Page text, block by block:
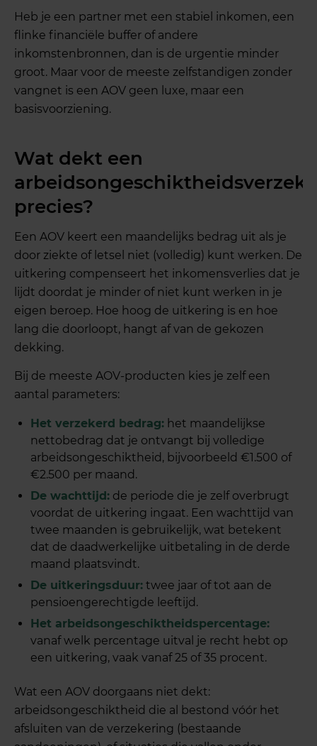
Heb je een partner met een stabiel inkomen, een
flinke financiële buffer of andere
inkomstenbronnen, dan is de urgentie minder
groot. Maar voor de meeste zelfstandigen zonder
vangnet is een AOV geen luxe, maar een
basisvoorziening.
Wat dekt een
precies?
Een AOV keert een maandelijks bedrag uit als je
door ziekte of letsel niet (volledig) kunt werken. De
uitkering compenseert het inkomensverlies dat je
lijdt doordat je minder of niet kunt werken in je
eigen beroep. Hoe hoog de uitkering is en hoe
lang die doorloopt, hangt af van de gekozen
dekking.
Bij de meeste AOV-producten kies je zelf een
aantal parameters:
Het verzekerd bedrag: het maandelijkse
nettobedrag dat je ontvangt bij volledige
arbeidsongeschiktheid, bijvoorbeeld €1.500 of
€2.500 per maand.
De wachttijd: de periode die je zelf overbrugt
voordat de uitkering ingaat. Een wachttijd van
twee maanden is gebruikelijk, wat betekent
dat de daadwerkelijke uitbetaling in de derde
maand plaatsvindt.
De uitkeringsduur: twee jaar of tot aan de
pensioengerechtigde leeftijd.
Het arbeidsongeschiktheidspercentage:
vanaf welk percentage uitval je recht hebt op
een uitkering, vaak vanaf 25 of 35 procent.
Wat een AOV doorgaans niet dekt:
arbeidsongeschiktheid die al bestond vóór het
afsluiten van de verzekering (bestaande